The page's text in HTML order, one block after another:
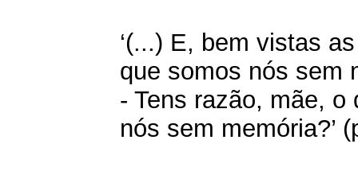
‘(...) E, bem vistas
que somos nós sem
- Tens razão, mãe, o
nós sem memória?’